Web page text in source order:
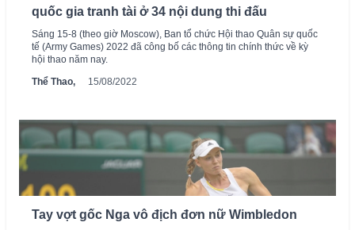
quốc gia tranh tài ở 34 nội dung thi đấu
Sáng 15-8 (theo giờ Moscow), Ban tổ chức Hội thao Quân sự quốc
tế (Army Games) 2022 đã công bố các thông tin chính thức về kỳ
hội thao năm nay.
Thể Thao,
15/08/2022
Tay vợt gốc Nga vô địch đơn nữ Wimbledon